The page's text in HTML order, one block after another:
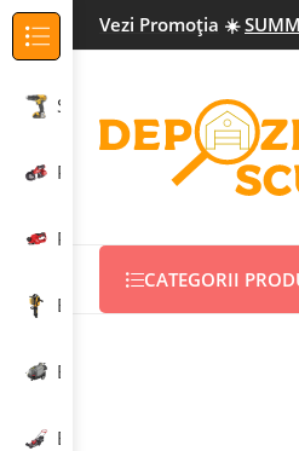
Vezi Promoția ☀️
CATEGORII
Categorii Produse
Scule electrice profesionale
Prelucrarea metalului
Prelucrarea lemnului
Echipamente construcții
Echipamente curățenie
Echipamente grădinărit